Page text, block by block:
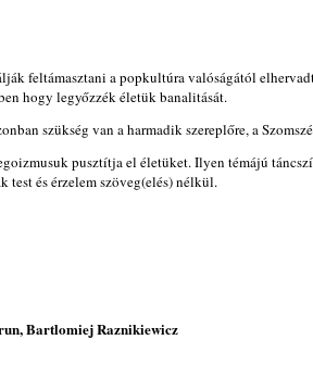
feltámasztani a popkultúra valóságától
hogy legyőzzék életük banalitását.
szükség van a harmadik szereplőre, a
pusztítja el életüket.Ilyen témájú
test és érzelem szöveg(elés) nélkül.
Bartlomiej Raznikiewicz